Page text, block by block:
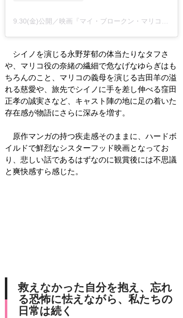
9.30(金)公開／映画『マイ・ブロークン・マリコ』公式(@mariko.movie)がシェアした投稿
シイノを演じる永野芽郁の体当たりなタフさ
や、マリコ役の奈緒の繊細で危なげなゆらぎはも
ちろんのこと、マリコの義母を演じる吉田羊の溢
れる慈愛や、旅先でシイノに手を差し伸べる窪田
正孝の誠実さなど、キャスト陣の地に足の着いた
存在感が物語にさらに深みを増す。
原作マンガの持つ疾走感そのままに、ハードボ
イルドで鮮烈なシスターフッド映画となってお
り、悲しい話であるはずなのに観賞後には不思議
と爽快感すら感じた。
救えなかった自分を抱え、忘れ
る恐怖に怯えながら、私たちの
日常は続く